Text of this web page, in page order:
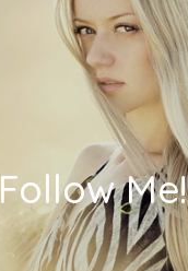
Follow Me!